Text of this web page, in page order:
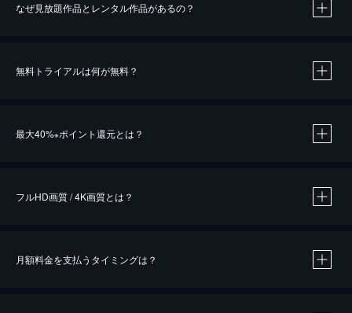
なぜ見放題作品とレンタル作品があるの？
無料トライアルは何が無料？
最大40%※ポイント還元とは？
※40％ポイント還元の対象は、クレジットカード決済による作品の購入 / レンタルです。
iOSアプリのUコイン決済による作品の購入 / レンタルは、20％のポイント還元です。
フルHD画質 / 4K画質とは？
月額料金を支払うタイミングは？